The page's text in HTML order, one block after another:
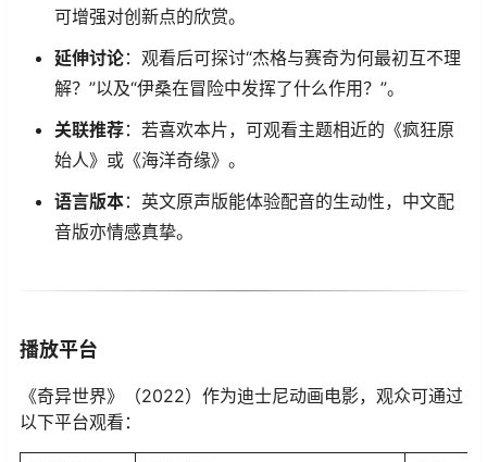
可增强对创新点的欣赏。
​延伸讨论​​：观看后可探讨“杰格与赛奇为何最初互不理
解？”以及“伊桑在冒险中发挥了什么作用？”。
​关联推荐​​：若喜欢本片，可观看主题相近的《疯狂原
始人》或《海洋奇缘》。
​语言版本​​：英文原声版能体验配音的生动性，中文配
音版亦情感真挚。
播放平台
《奇异世界》（2022）作为迪士尼动画电影，观众可通过
以下平台观看：